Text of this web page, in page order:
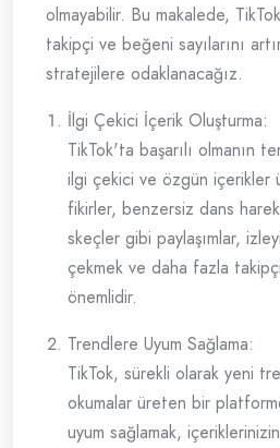
olmayabilir. Bu makalede, TikTok
takipçi ve beğeni sayılarını
stratejilere odaklanacağız.
İlgi Çekici İçerik Oluşturma:
TikTok'ta başarılı olmanın
ilgi çekici ve özgün içerikler
fikirler, benzersiz dans
skeçler gibi paylaşımlar,
çekmek ve daha fazla
önemlidir.
Trendlere Uyum Sağlama:
TikTok, sürekli olarak yeni
okumalar üreten bir
uyum sağlamak,